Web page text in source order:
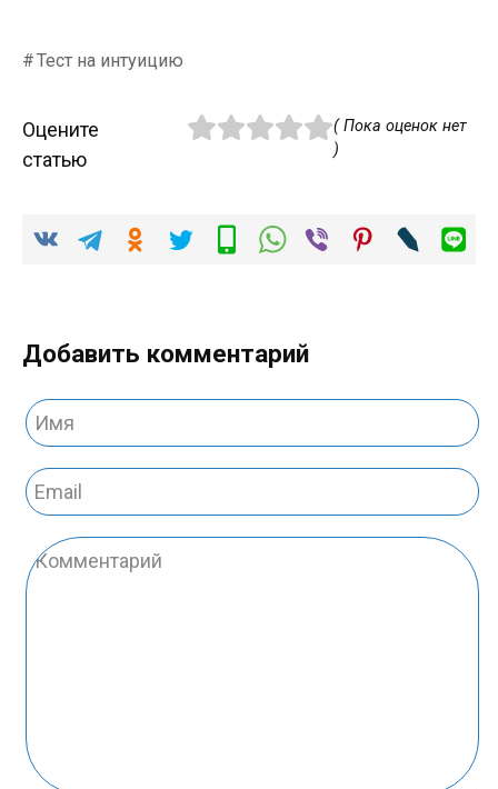
Тест на интуицию
Оцените
статью
( Пока оценок нет
)
Добавить комментарий
Имя
*
Email
*
Комментарий